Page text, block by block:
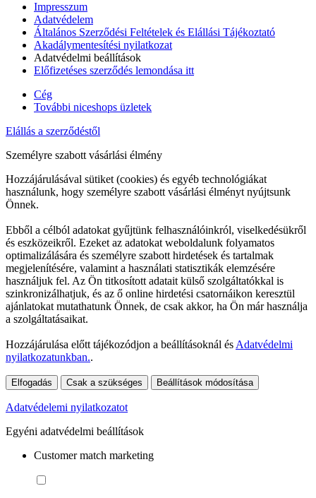
Impresszum
Adatvédelem
Általános Szerződési Feltételek és Elállási Tájékoztató
Akadálymentesítési nyilatkozat
Adatvédelmi beállítások
Előfizetéses szerződés lemondása itt
Cég
További niceshops üzletek
Elállás a szerződéstől
Személyre szabott vásárlási élmény
Hozzájárulásával sütiket (cookies) és egyéb technológiákat
használunk, hogy személyre szabott vásárlási élményt nyújtsunk
Önnek.
Ebből a célból adatokat gyűjtünk felhasználóinkról, viselkedésükről
és eszközeikről. Ezeket az adatokat weboldalunk folyamatos
optimalizálására és személyre szabott hirdetések és tartalmak
megjelenítésére, valamint a használati statisztikák elemzésére
használjuk fel. Az Ön titkosított adatait külső szolgáltatókkal is
szinkronizálhatjuk, és az ő online hirdetési csatornáikon keresztül
ajánlatokat mutathatunk Önnek, de csak akkor, ha Ön már használja
a szolgáltatásaikat.
Hozzájárulása előtt tájékozódjon a beállításoknál és Adatvédelmi
nyilatkozatunkban..
Elfogadás Csak a szükséges Beállítások módosítása
Adatvédelemi nyilatkozatot
Egyéni adatvédelmi beállítások
Customer match marketing